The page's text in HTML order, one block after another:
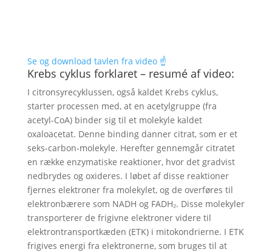
Se og download tavlen fra video ☝️
Krebs cyklus forklaret – resumé af video:
I citronsyrecyklussen, også kaldet Krebs cyklus,
starter processen med, at en acetylgruppe (fra
acetyl-CoA) binder sig til et molekyle kaldet
oxaloacetat. Denne binding danner citrat, som er et
seks-carbon-molekyle. Herefter gennemgår citratet
en række enzymatiske reaktioner, hvor det gradvist
nedbrydes og oxideres. I løbet af disse reaktioner
fjernes elektroner fra molekylet, og de overføres til
elektronbærere som NADH og FADH₂. Disse molekyler
transporterer de frigivne elektroner videre til
elektrontransportkæden (ETK) i mitokondrierne. I ETK
frigives energi fra elektronerne, som bruges til at